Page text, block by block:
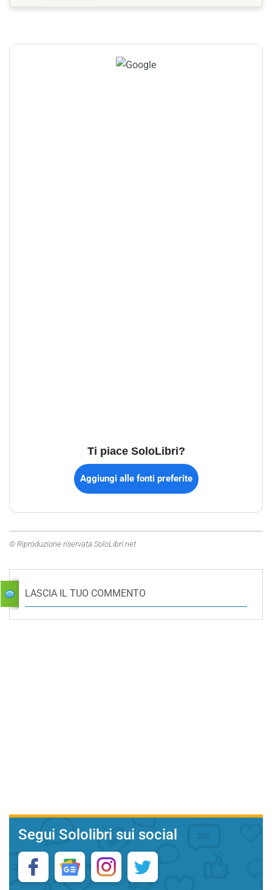
Ti piace SoloLibri?
Aggiungi alle fonti preferite
© Riproduzione riservata SoloLibri.net
LASCIA IL TUO COMMENTO
Segui Sololibri sui social